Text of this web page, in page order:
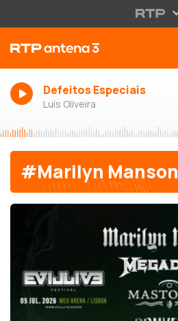
Defeitos Especiais
Luís Oliveira
#Marilyn Manson